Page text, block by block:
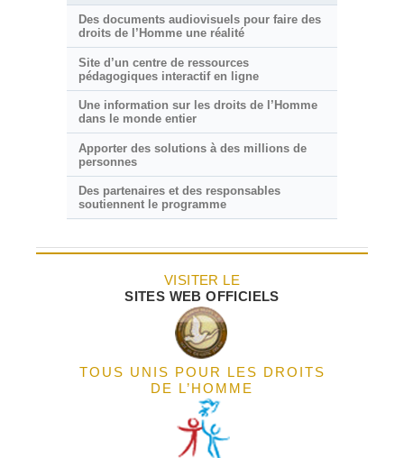
Des documents audiovisuels pour faire des
droits de l’Homme une réalité
Site d’un centre de ressources
pédagogiques interactif en ligne
Une information sur les droits de l’Homme
dans le monde entier
Apporter des solutions à des millions de
personnes
Des partenaires et des responsables
soutiennent le programme
VISITER LE
SITES WEB OFFICIELS
TOUS UNIS POUR LES DROITS
DE L’HOMME